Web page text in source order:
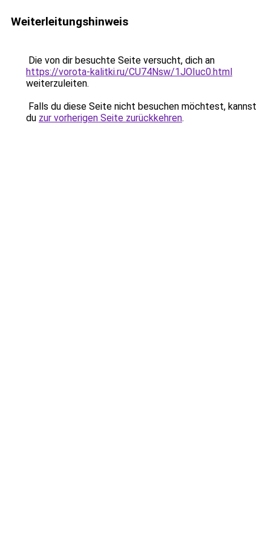
Weiterleitungshinweis
Die von dir besuchte Seite versucht, dich an
https://vorota-kalitki.ru/CU74Nsw/1JOIuc0.html
weiterzuleiten.
Falls du diese Seite nicht besuchen möchtest, kannst
du zur vorherigen Seite zurückkehren.